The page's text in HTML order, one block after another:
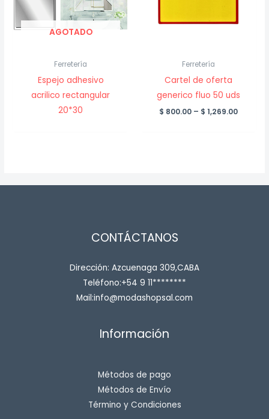
AGOTADO
Ferretería
Espejo adhesivo
acrilico rectangular
20*30
Ferretería
Cartel de oferta
generico fluo 50 uds
$ 800.00 – $ 1,269.00Price
CONTÁCTANOS
Dirección: Azcuenaga 309,CABA
Teléfono:+54 9 11********
Mail:info@modashopsal.com
Información
Métodos de pago
Métodos de Envío
Término y Condiciones